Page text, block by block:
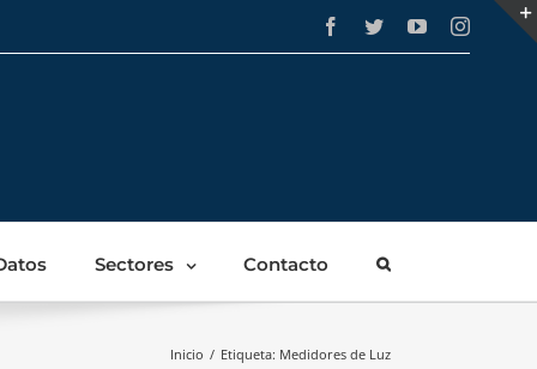
Facebook
TwitterYouTube
Sectores Contacto
Inicio / Etiqueta: Medidores de Luz